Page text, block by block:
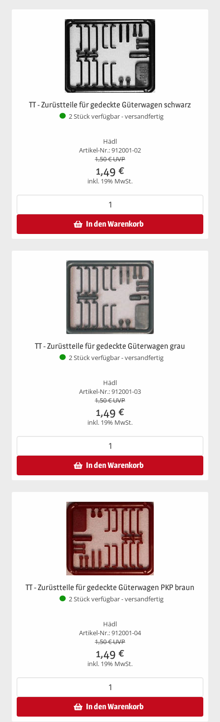
TT - Zurüstteile für gedeckte Güterwagen schwarz
2 Stück verfügbar - versandfertig
Hädl
Artikel-Nr.: 912001-02
1,50€ UVP
1,49 €
inkl. 19% MwSt.
In den Warenkorb
TT - Zurüstteile für gedeckte Güterwagen grau
2 Stück verfügbar - versandfertig
Hädl
Artikel-Nr.: 912001-03
1,50€ UVP
1,49 €
inkl. 19% MwSt.
In den Warenkorb
TT - Zurüstteile für gedeckte Güterwagen PKP braun
2 Stück verfügbar - versandfertig
Hädl
Artikel-Nr.: 912001-04
1,50€ UVP
1,49 €
inkl. 19% MwSt.
In den Warenkorb